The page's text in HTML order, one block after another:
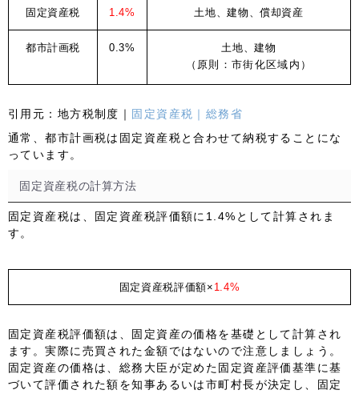
固定資産税 1.4% 土地、建物、償却資産
都市計画税 0.3%
土地、建物
（原則：市街化区域内）
引用元： 地方税制度｜ 固定資産税｜総務省
通常、都市計画税は固定資産税と合わせて納税することにな
っています。
固定資産税の計算方法
固定資産税は、固定資産税評価額に1.4%として計算されま
す。
固定資産税評価額× 1.4%
固定資産税評価額は、固定資産の価格を基礎として計算され
ます。実際に売買された金額ではないので注意しましょう。
固定資産の価格は、総務大臣が定めた固定資産評価基準に基
づいて評価された額を知事あるいは市町村長が決定し、固定